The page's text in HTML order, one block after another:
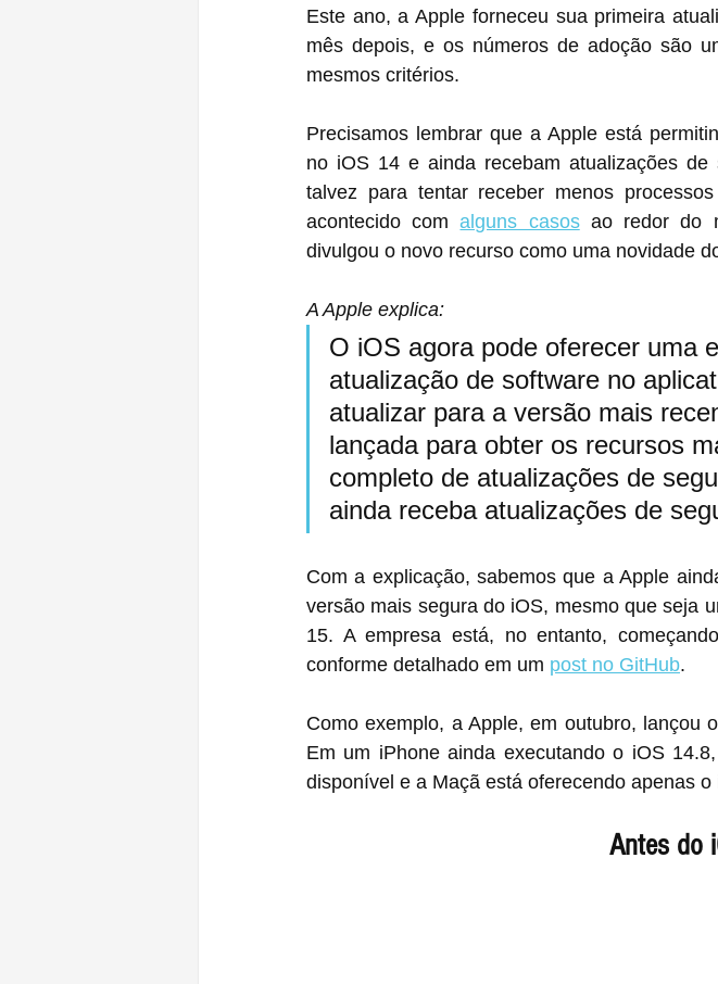
Este ano, a Apple forneceu sua primeira
mês depois, e os números de adoção são
mesmos critérios.
Precisamos lembrar que a Apple está
no iOS 14 e ainda recebam atualizações
talvez para tentar receber menos
acontecido com alguns casos ao redor do
divulgou o novo recurso como uma novidade
A Apple explica:
O iOS agora pode oferecer uma
atualização de software no
atualizar para a versão mais
lançada para obter os recursos
completo de atualizações de
ainda receba atualizações de
Com a explicação, sabemos que a Apple
versão mais segura do iOS, mesmo que seja
15. A empresa está, no entanto,
conforme detalhado em um post no GitHub.
Como exemplo, a Apple, em outubro, lançou
Em um ‌iPhone‌ ainda executando o iOS 14.8, a atualização do iOS 14.8.1 não está mais
disponível e a Maçã está oferecendo apenas
Antes do